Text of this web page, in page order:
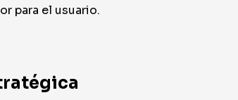
para el usuario.